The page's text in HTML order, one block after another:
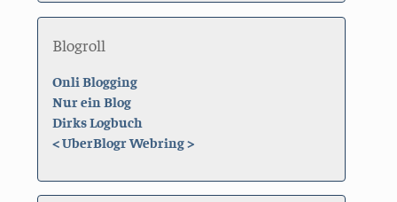
Blogroll
Onli Blogging
Nur ein Blog
Dirks Logbuch
<UberBlogr Webring>